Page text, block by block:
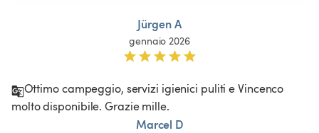
Jürgen A
gennaio 2026
Ottimo campeggio, servizi igienici puliti e Vincenco
molto disponibile. Grazie mille.
Marcel D